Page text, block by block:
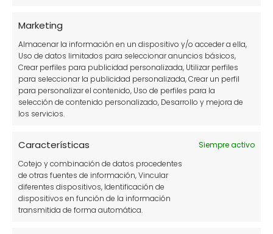
Marketing
Almacenar la información en un dispositivo y/o acceder a ella,
Uso de datos limitados para seleccionar anuncios básicos,
Crear perfiles para publicidad personalizada, Utilizar perfiles
para seleccionar la publicidad personalizada, Crear un perfil
para personalizar el contenido, Uso de perfiles para la
selección de contenido personalizado, Desarrollo y mejora de
los servicios.
Características
Siempre activo
Cotejo y combinación de datos procedentes
de otras fuentes de información, Vincular
diferentes dispositivos, Identificación de
dispositivos en función de la información
transmitida de forma automática.
Síguenos